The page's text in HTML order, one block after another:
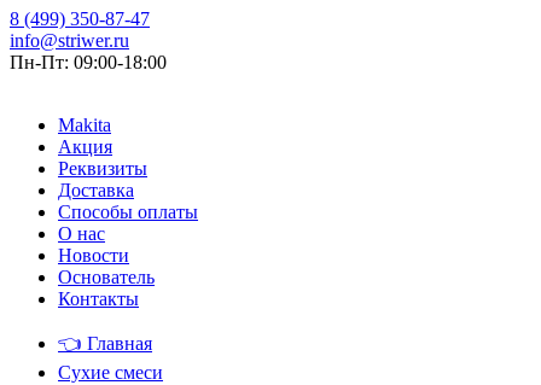
8 (499) 350-87-47
info@striwer.ru
Пн-Пт: 09:00-18:00
Makita
Акция
Реквизиты
Доставка
Способы оплаты
О нас
Новости
Основатель
Контакты
👈 Главная
Сухие смеси